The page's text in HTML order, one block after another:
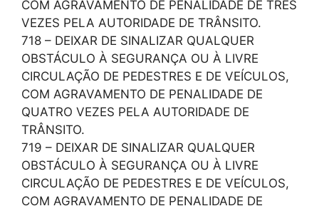
COM AGRAVAMENTO DE PENALIDADE DE TRÊS
VEZES PELA AUTORIDADE DE TRÂNSITO.
718 – DEIXAR DE SINALIZAR QUALQUER
OBSTÁCULO À SEGURANÇA OU À LIVRE
CIRCULAÇÃO DE PEDESTRES E DE VEÍCULOS,
COM AGRAVAMENTO DE PENALIDADE DE
QUATRO VEZES PELA AUTORIDADE DE
TRÂNSITO.
719 – DEIXAR DE SINALIZAR QUALQUER
OBSTÁCULO À SEGURANÇA OU À LIVRE
CIRCULAÇÃO DE PEDESTRES E DE VEÍCULOS,
COM AGRAVAMENTO DE PENALIDADE DE